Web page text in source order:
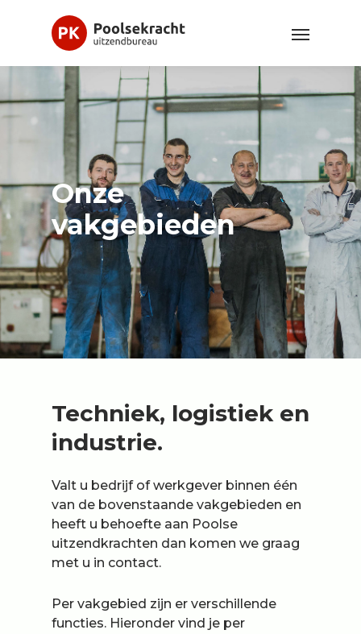
Onze
vakgebieden
Techniek, logistiek en
industrie.
Valt u bedrijf of werkgever binnen één
van de bovenstaande vakgebieden en
heeft u behoefte aan Poolse
uitzendkrachten dan komen we graag
met u in contact.
Per vakgebied zijn er verschillende
functies. Hieronder vind je per